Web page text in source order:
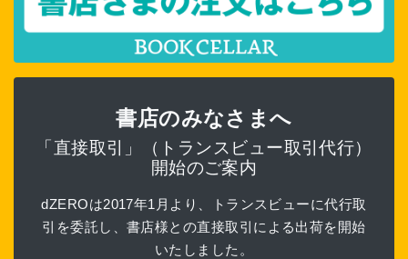
書店のみなさまへ
「直接取引」（トランスビュー取引代行）
開始のご案内
dZEROは2017年1月より、トランスビューに代行取
引を委託し、書店様との直接取引による出荷を開始
いたしました。